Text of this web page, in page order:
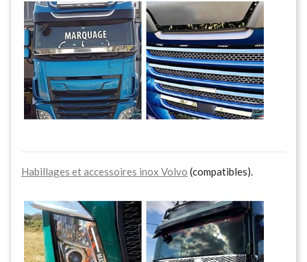
Habillages et accessoires inox Volvo (compatibles).